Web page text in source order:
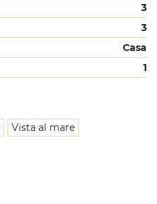
3
3
Casa
1
Vista al mare